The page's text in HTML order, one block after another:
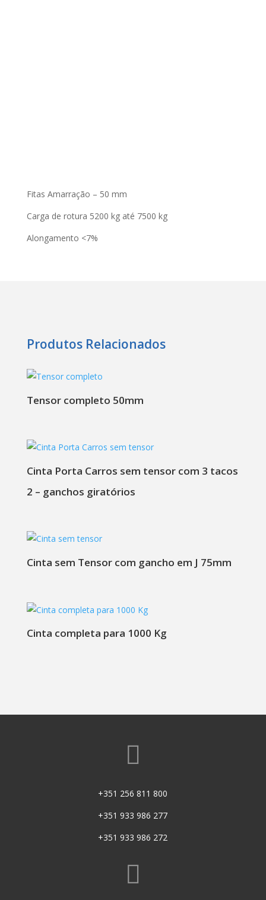
Fitas Amarração – 50 mm
Carga de rotura 5200 kg até 7500 kg
Alongamento <7%
Produtos Relacionados
Tensor completo 50mm
Cinta Porta Carros sem tensor com 3 tacos
2 – ganchos giratórios
Cinta sem Tensor com gancho em J 75mm
Cinta completa para 1000 Kg

+351 256 811 800
+351 933 986 277
+351 933 986 272
